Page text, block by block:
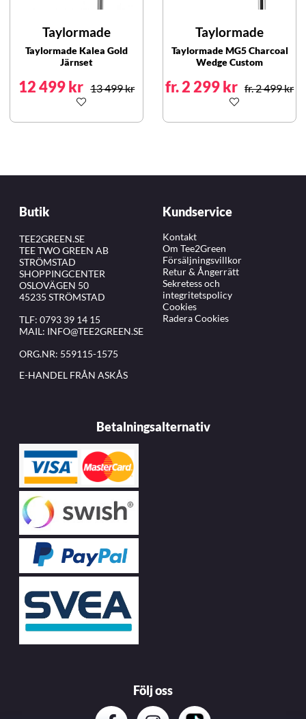
Taylormade
Taylormade Kalea Gold
Järnset
12 499 kr 13 499 kr
Taylormade
Taylormade MG5 Charcoal
Wedge Custom
fr. 2 299 kr fr. 2 499 kr
Butik
TEE2GREEN.SE
TEE TWO GREEN AB
STRÖMSTAD
SHOPPINGCENTER
OSLOVÄGEN 50
45235 STRÖMSTAD
TLF: 0793 39 14 15
MAIL: INFO@TEE2GREEN.SE
ORG.NR: 559115-1575
E-HANDEL FRÅN ASKÅS
Kundservice
Kontakt
Om Tee2Green
Försäljningsvillkor
Retur & Ångerrätt
Sekretess och
integritetspolicy
Cookies
Radera Cookies
Betalningsalternativ
Följ oss